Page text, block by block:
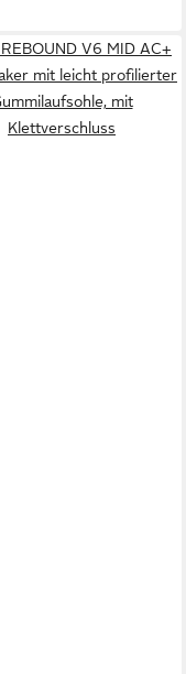
V6 MID AC+
mit leicht profilierter
mit
Klettverschluss